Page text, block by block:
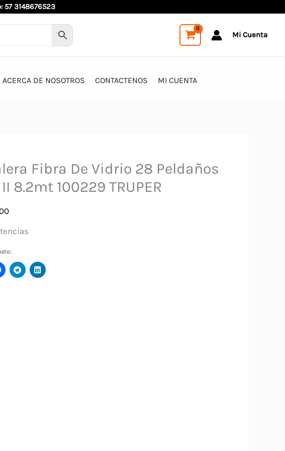
57 3148676523
Mi Cuenta
ACERCA DE NOSOTROS CONTACTENOS MI CUENTA
Fibra De Vidrio 28 Peldaños
8.2mt 100229 TRUPER